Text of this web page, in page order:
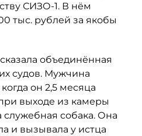
СИЗО-1. В нём
тыс. рублей за якобы
объединённая
судов. Мужчина
он 2,5 месяца
выходе из камеры
служебная собака. Она
и вызывала у истца